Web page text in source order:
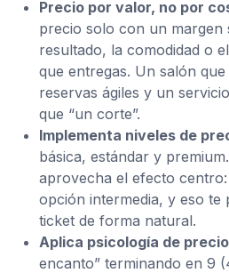
Precio por valor, no por
precio solo con un margen
resultado, la comodidad o
que entregas. Un salón
reservas ágiles y un
que “un corte”.
Implementa niveles de
básica, estándar y
aprovecha el efecto
opción intermedia, y eso te
ticket de forma natural.
Aplica psicología de
encanto” terminando en 9